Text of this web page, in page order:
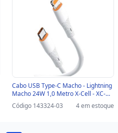
Cabo USB Type-C Macho - Lightning
Macho 24W 1,0 Metro X-Cell - XC-
CD-148-SINOP-03 - XC-CD-148
Código 143324-03 4 em estoque